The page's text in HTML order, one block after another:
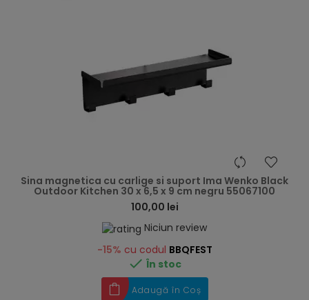
Sina magnetica cu carlige si suport Ima Wenko Black
Outdoor Kitchen 30 x 6,5 x 9 cm negru 55067100
100,00 lei
Niciun review
-15% cu codul BBQFEST
 În stoc
Adaugă în Coș